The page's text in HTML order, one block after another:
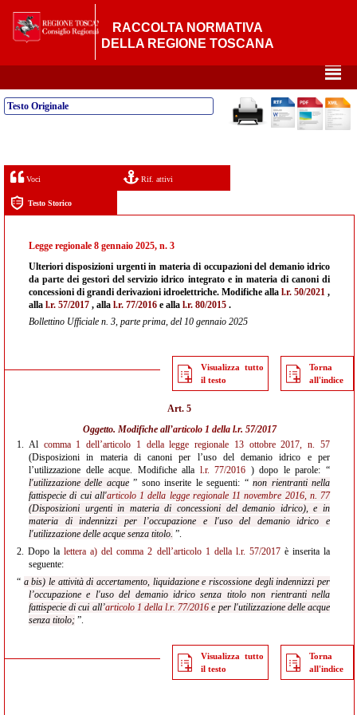
RACCOLTA NORMATIVA
DELLA REGIONE TOSCANA
²
Testo Originale
Voci Rif. attivi
Testo Storico
Legge regionale 8 gennaio 2025, n. 3
Ulteriori disposizioni urgenti in materia di occupazioni del demanio idrico
da parte dei gestori del servizio idrico integrato e in materia di canoni di
concessioni di grandi derivazioni idroelettriche. Modifiche alla l.r. 50/2021 ,
alla l.r. 57/2017 , alla l.r. 77/2016 e alla l.r. 80/2015 .
Bollettino Ufficiale n. 3, parte prima, del 10 gennaio 2025
Visualizza tutto
il testo
Torna
all'indice
Art. 5
Oggetto. Modifiche all’articolo 1 della l.r. 57/2017
1. Al comma 1 dell’articolo 1 della legge regionale 13 ottobre 2017, n. 57
(Disposizioni in materia di canoni per l’uso del demanio idrico e per
l’utilizzazione delle acque. Modifiche alla l.r. 77/2016 ) dopo le parole: “
l'utilizzazione delle acque” sono inserite le seguenti: “non rientranti nella
fattispecie di cui all'articolo 1 della legge regionale 11 novembre 2016, n. 77
(Disposizioni urgenti in materia di concessioni del demanio idrico), e in
materia di indennizzi per l’occupazione e l'uso del demanio idrico e
l'utilizzazione delle acque senza titolo. ”.
2. Dopo lalettera a) del comma 2 dell’articolo 1 della l.r. 57/2017è inserita la
seguente:
“ a bis) le attività di accertamento, liquidazione e riscossione degli indennizzi per
l’occupazione e l'uso del demanio idrico senza titolo non rientranti nella
fattispecie di cui all’articolo 1 della l.r. 77/2016 e per l'utilizzazione delle acque
senza titolo; ”.
Visualizza tutto
il testo
Torna
all'indice